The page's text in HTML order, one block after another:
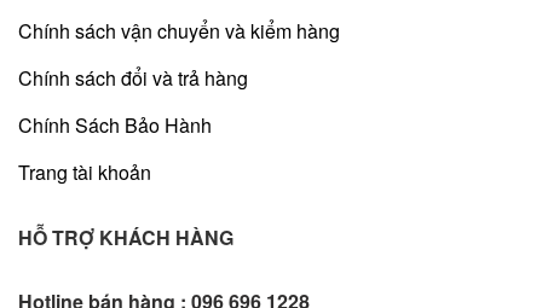
Chính sách vận chuyển và kiểm hàng
Chính sách đổi và trả hàng
Chính Sách Bảo Hành
Trang tài khoản
HỖ TRỢ KHÁCH HÀNG
Hotline bán hàng : 096 696 1228